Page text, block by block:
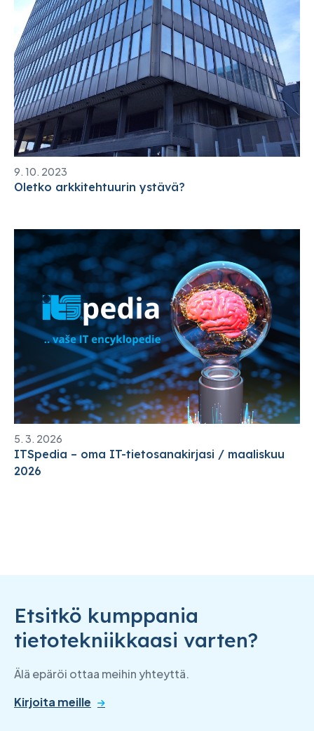
9. 10. 2023
Oletko arkkitehtuurin ystävä?
5. 3. 2026
ITSpedia – oma IT-tietosanakirjasi / maaliskuu
2026
Etsitkö kumppania
tietotekniikkaasi varten?
Älä epäröi ottaa meihin yhteyttä.
Kirjoita meille